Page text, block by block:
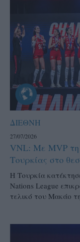
ΔΙΕΘΝΗ
27/07/2026
VNL: Με MVP τη
Τουρκίας στο
H Τουρκία
Nations League
τελικό του Μακάο